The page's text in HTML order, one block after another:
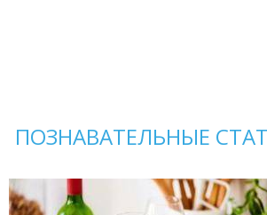
ПОЗНАВАТЕЛЬНЫЕ